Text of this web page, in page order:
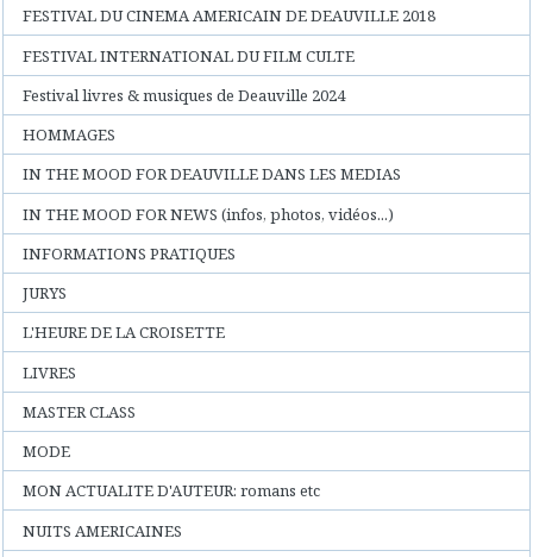
FESTIVAL DU CINEMA AMERICAIN DE DEAUVILLE 2018
FESTIVAL INTERNATIONAL DU FILM CULTE
Festival livres & musiques de Deauville 2024
HOMMAGES
IN THE MOOD FOR DEAUVILLE DANS LES MEDIAS
IN THE MOOD FOR NEWS (infos, photos, vidéos...)
INFORMATIONS PRATIQUES
JURYS
L'HEURE DE LA CROISETTE
LIVRES
MASTER CLASS
MODE
MON ACTUALITE D'AUTEUR: romans etc
NUITS AMERICAINES